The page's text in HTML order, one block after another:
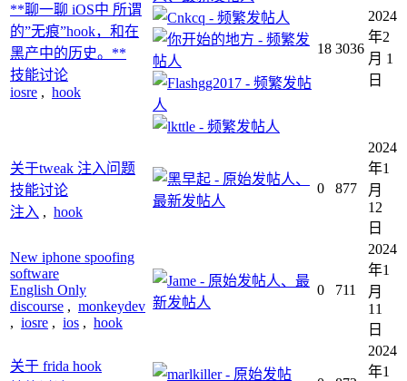
**聊一聊 iOS中 所谓
的”无痕”hook，和在
黑产中的历史。**
技能讨论
iosre , hook
18 3036
2024
年2
月 1
日
关于tweak 注入问题
技能讨论
注入 , hook
0 877
2024
年1
月
12
日
New iphone spoofing
software
English Only
discourse , monkeydev
, iosre , ios , hook
0 711
2024
年1
月
11
日
关于 frida hook
2024
年1